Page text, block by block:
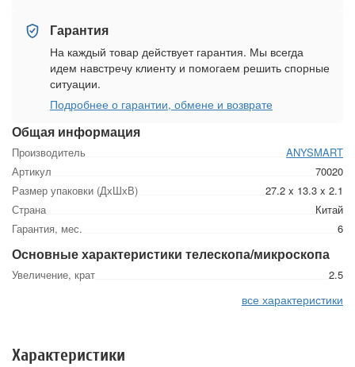
Общая информация
Производитель
ANYSMART
Артикул
70020
Размер упаковки (ДхШхВ)
27.2 x 13.3 x 2.1
Страна
Китай
Гарантия, мес.
6
Основные характеристики телескопа/микроскопа
Увеличение, крат 2.5
все характеристики
Гарантия
На каждый товар действует гарантия. Мы всегда
идем навстречу клиенту и помогаем решить спорные
ситуации.
Подробнее о гарантии, обмене и возврате
Характеристики